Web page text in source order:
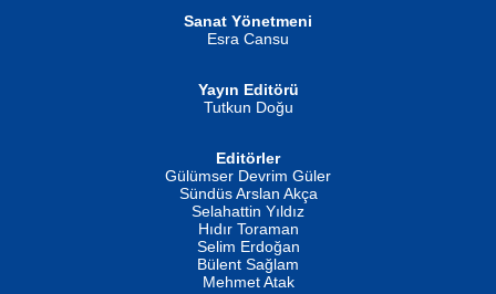
İSMAİL OKUTAN
Erkeklerin Kahrolması Ne Demektir
Evvel Zaman Tanrıçası...
Sanat Yönetmeni
Esra Cansu
Yayın Editörü
Tutkun Doğu
Editörler
Gülümser Devrim Güler
Sündüs Arslan Akça
Selahattin Yıldız
Hıdır Toraman
Selim Erdoğan
Bülent Sağlam
Mehmet Atak